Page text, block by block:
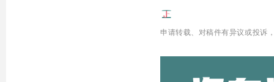
申请转载、 对稿件有异议或投诉